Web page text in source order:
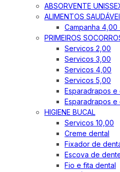
ABSORVENTE
ALIMENTOS
Campanha 4,00
PRIMEIROS
Servicos 2,00
Servicos 3,00
Servicos 4,00
Servicos 5,00
Esparadrapos e
Esparadrapos e
HIGIENE BUCAL
Servicos 10,00
Creme dental
Fixador de
Escova de
Fio e fita dental